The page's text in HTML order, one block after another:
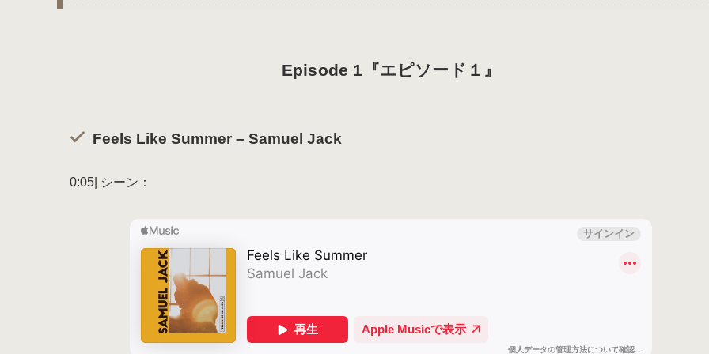
Episode 1『エピソード１』
Feels Like Summer – Samuel Jack
0:05| シーン：